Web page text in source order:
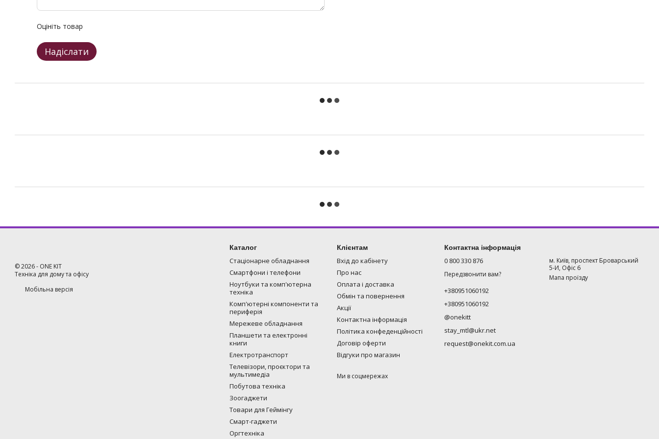
Оцініть товар
Надіслати
©2026- ONE KIT
Техніка для дому та офісу
Мобільна версія
Каталог
Стаціонарне обладнання
Смартфони і телефони
Ноутбуки та комп'ютерна
техніка
Комп'ютерні компоненти та
периферія
Мережеве обладнання
Планшети та електронні
книги
Електротранспорт
Телевізори, проєктори та
мультимедіа
Побутова техніка
Зоогаджети
Товари для Геймінгу
Смарт-гаджети
Оргтехніка
Клієнтам
Вхід до кабінету
Про нас
Оплата і доставка
Обмін та повернення
Акції
Контактна інформація
Політика конфеденційності
Договір оферти
Відгуки про магазин
Ми в соцмережах
Контактна інформація
0 800 330 876
Передзвонити вам?
+380951060192
+380951060192
@onekitt
stay_mtl@ukr.net
request@onekit.com.ua
м. Київ, проспект Броварський
5-И, Офіс 6
Мапа проїзду